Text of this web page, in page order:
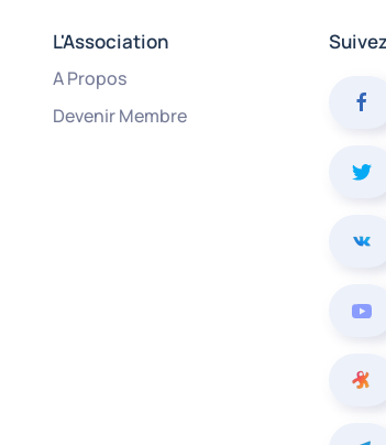
L'Association
A Propos
Devenir Membre